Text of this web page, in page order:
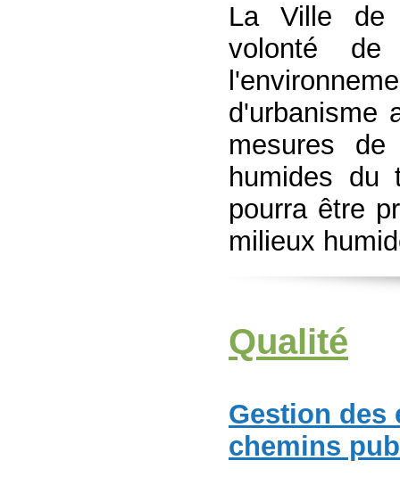
La Ville de
volonté
d'urbanisme
mesures
humides
pourra être
milieux
Qualité
Gestion des
chemins